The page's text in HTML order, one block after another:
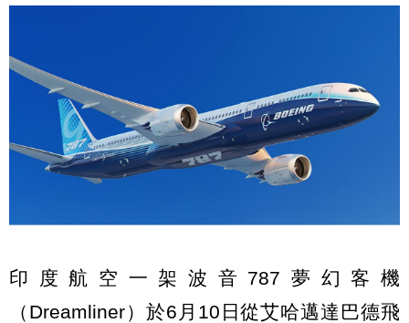
印度航空一架波音787夢幻客機
（Dreamliner）於6月10日從艾哈邁達巴德飛